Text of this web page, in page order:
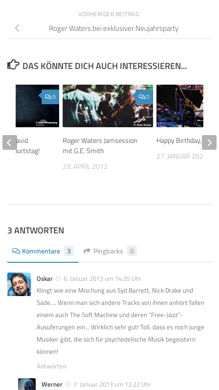
VORHERIGER BEITRAG
Roger Waters bei exklusiver Neujahrsparty
DAS KÖNNTE DICH AUCH INTERESSIEREN...
0
Roger Waters Jamsession
mit G.E. Smith
23. APRIL 2012
Happy Birthday, Nick
27. JANUAR 2021
9
David
Geburtstag!
3 ANTWORTEN
Kommentare 3 Pingbacks 0
Oskar
6. Januar 2013 um 14:35 Uhr
Klingt wie eine Mischung aus Syd Barrett, Nick Drake und
Sade…. Wenn man sich andere Tracks von ihnen anhört fallen
einem auch The Soft Machine und deren “Free-Jazz”-
Ausuferungen ein… Wirklich sehr gut! Toll, dass es noch junge
Musiker gibt, die sich für psychedelische Musik begeistern
können!
Antworten
Werner
7. Januar 2013 um 12:22 Uhr